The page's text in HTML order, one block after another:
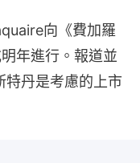
向《費加羅
年進行。報道並
特丹是考慮的上市